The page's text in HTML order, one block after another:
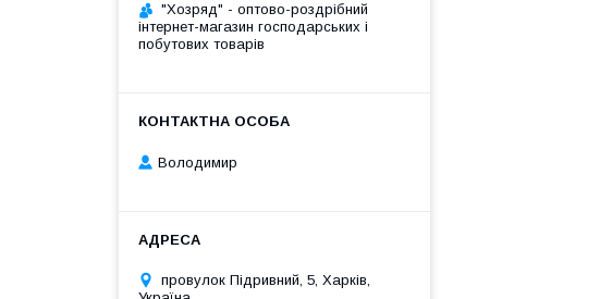
"Хозряд" - оптово-роздрібний
інтернет-магазин господарських і
побутових товарів
Володимир
провулок Підривний, 5, Харків,